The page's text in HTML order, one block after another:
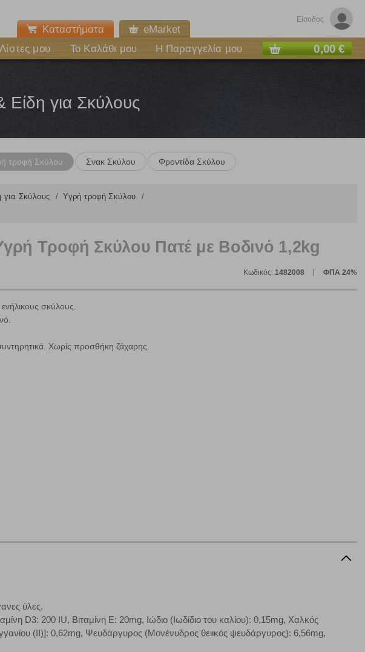
Είσοδος
Καταστήματα
eMarket
μου Το Καλάθι μου Η Παραγγελία μου 0,00 €
Είδη για Σκύλους
τροφή Σκύλου Σνακ Σκύλου Φροντίδα Σκύλου
για Σκύλους
Υγρή τροφή Σκύλου
Τροφή Σκύλου Πατέ με Βοδινό 1,2kg
Κωδικός: 1482008 ΦΠΑ 24%
σκύλους.
Χωρίς προσθήκη ζάχαρης.
ύλες.
D3: 200 IU, Βιταμίνη Ε: 20mg, Ιώδιο (Ιωδίδιο του καλίου): 0,15mg, Χαλκός
(ΙΙ)]: 0,62mg, Ψευδάργυρος (Μονένυδρος θειικός ψευδάργυρος): 6,56mg,
ανάμεσά τους, και κάντε
σχετικές με την περιήγησή σας, οι οποίες είναι μη εξατομικευμένες και σπάνια
κειμένου τα οποία, μέσω του προγράμματος περιήγησης εγκαθίστανται στον
εμπειρία περιήγησης ή, εφ΄ όσον το επιλέξετε, απομνημονεύοντας τις προτιμήσεις
Έχετε τη δυνατότητα να επιλέξετε τις λοιπές κατηγορίες κάνοντας κλικ στο
κατηγοριών αρχείων cookies, μπορεί να επηρεάσει την εμπειρία της περιήγησής
συνομιλία. Μπορούν να ορισθούν από εμάς ή /και από τρίτους παρόχους, των
ή όλες από αυτές τις λειτουργίες ενδέχεται να μην λειτουργούν σωστά.